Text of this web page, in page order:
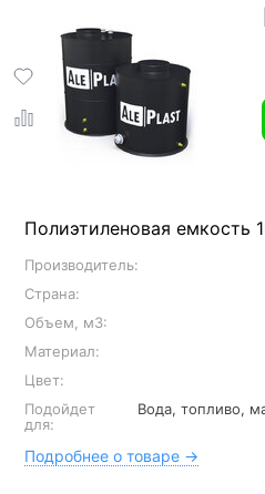
Полиэтиленовая емкость
Производитель:
Страна:
Объем, м3:
Материал:
Цвет:
Подойдет
для:
Вода, топливо,
Подробнее о товаре →